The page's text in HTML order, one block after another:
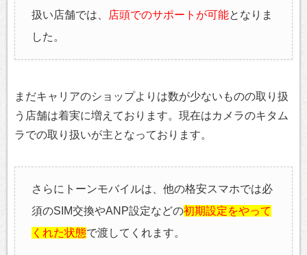
扱い店舗では、
店頭でのサポートが可能となりま
した。
まだキャリアのショップよりは数が少ないものの取り扱
う店舗は着実に増えております。現在はカメラのキタム
ラでの取り扱いが主となっております。
さらにトーンモバイルは、他の格安スマホでは必
須のSIM交換やANP設定などの初期設定をやって
くれた状態で渡してくれます。